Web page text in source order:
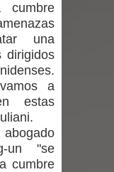
y Familia
apoyar a
la
U.
interés
cumbre
una
dirigidos
a
estas
abogado
un "se
cumbre